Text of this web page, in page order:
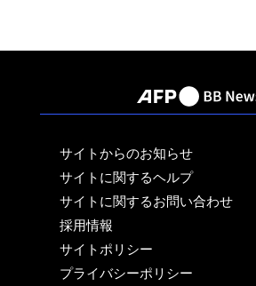
サイトからのお知らせ
サイトに関するヘルプ
サイトに関するお問い合わせ
採用情報
サイトポリシー
プライバシーポリシー